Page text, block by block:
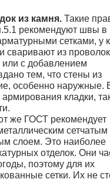
из камня. Такие
рекомендуют швы в
сетками, у
сваривают из
с добавлением
тем, что стены из
особенно наружные.
кладки,
же ГОСТ рекомендует
сетчатым
слоем. Это наиболее
отделок. Они
поэтому для их
сетки. Их не